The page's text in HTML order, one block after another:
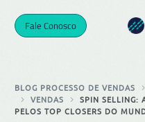
Fale Conosco
BLOG PROCESSO DE VENDAS
VENDAS
SPIN SELLING:
PELOS TOP CLOSERS DO